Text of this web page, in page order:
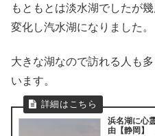
もともとは淡水湖でしたが
変化し汽水湖になりました。
大きな湖なので訪れる人も
います。
浜名湖に心
由【静岡】